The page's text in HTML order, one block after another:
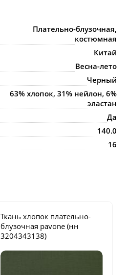
Плательно-блузочная,
костюмная
Китай
Весна-лето
Черный
63% хлопок, 31% нейлон, 6%
эластан
Да
140.0
16
Ткань хлопок плательно-
блузочная pavone (нн
3204343138)